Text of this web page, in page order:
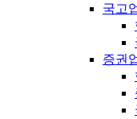
국고
증권